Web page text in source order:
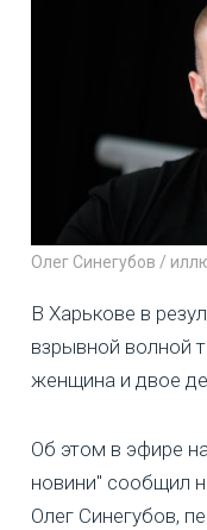
Олег Синегубов /
В Харькове в
взрывной волной
женщина и двое
Об этом в эфире
новини" сообщил
Олег Синегубов,